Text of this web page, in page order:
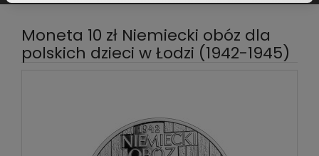
Moneta 10 zł Niemiecki obóz dla
polskich dzieci w Łodzi (1942-1945)